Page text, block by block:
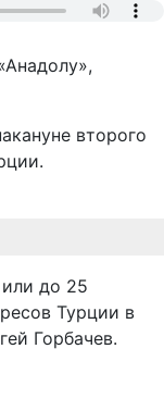
второго
до 25
Турции в
Горбачев.